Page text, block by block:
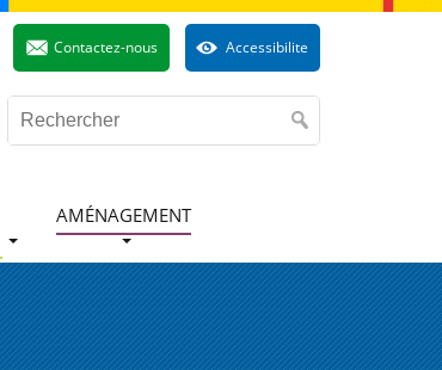
Contactez-nous Accessibilite
AMÉNAGEMENT